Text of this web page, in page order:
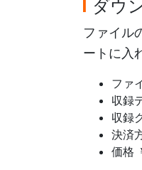
ダウ
ファイル
ートに入
ファ
収録
収録
決済
価格